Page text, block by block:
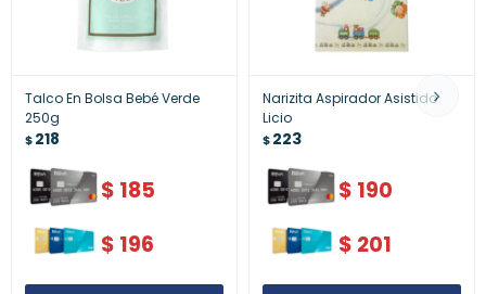
Talco En Bolsa Bebé Verde
250g
$218
$ 185
$ 196
Narizita Aspirador Asistido
Licio
$223
$ 190
$ 201